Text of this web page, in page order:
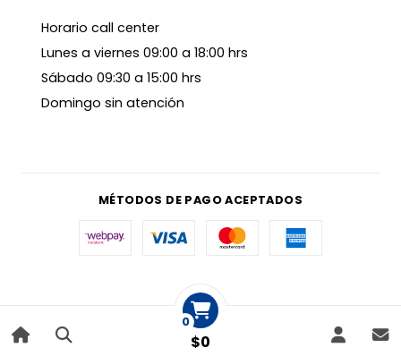
0
$0
Horario call center
Lunes a viernes 09:00 a 18:00 hrs
Sábado 09:30 a 15:00 hrs
Domingo sin atención
MÉTODOS DE PAGO ACEPTADOS
|